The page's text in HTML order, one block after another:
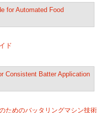
ド
ためのバッタリングマシン技術